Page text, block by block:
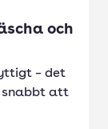
och
– det
snabbt att